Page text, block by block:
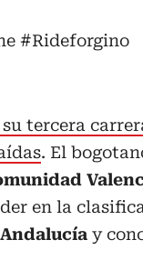
#Rideforgino
tercera
. El
en la
y